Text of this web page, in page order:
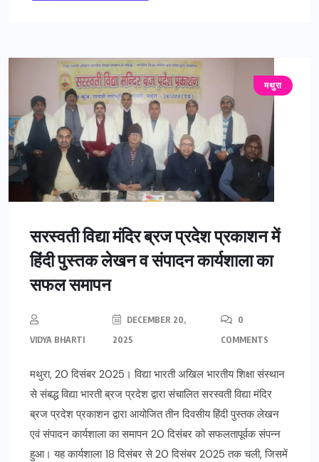
मथुरा
सरस्वती विद्या मंदिर ब्रज प्रदेश प्रकाशन में
हिंदी पुस्तक लेखन व संपादन कार्यशाला का
सफल समापन
VIDYA BHARTI
DECEMBER 20,
2025
0
COMMENTS
मथुरा, 20 दिसंबर 2025। विद्या भारती अखिल भारतीय शिक्षा संस्थान
से संबद्ध विद्या भारती ब्रज प्रदेश द्वारा संचालित सरस्वती विद्या मंदिर
ब्रज प्रदेश प्रकाशन द्वारा आयोजित तीन दिवसीय हिंदी पुस्तक लेखन
एवं संपादन कार्यशाला का समापन 20 दिसंबर को सफलतापूर्वक संपन्न
हुआ। यह कार्यशाला 18 दिसंबर से 20 दिसंबर 2025 तक चली, जिसमें